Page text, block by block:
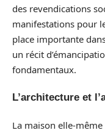
des revendications
manifestations pour
place importante
un récit
fondamentaux.
L’architecture et
La maison elle-même